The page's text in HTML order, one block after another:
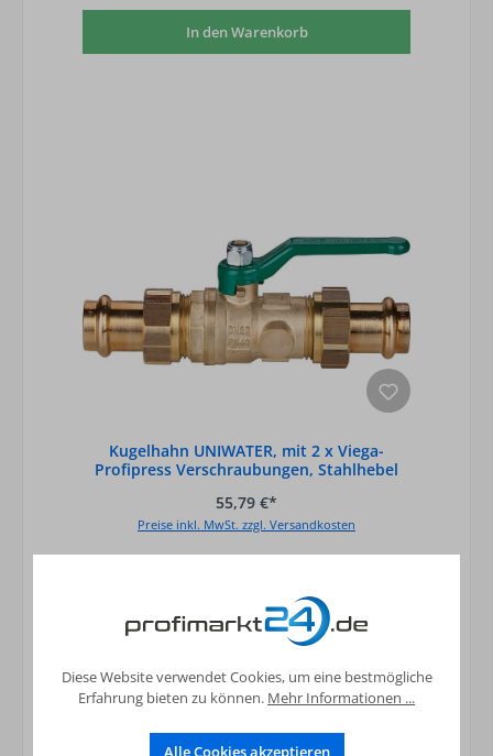
In den Warenkorb
Kugelhahn UNIWATER, mit 2 x Viega-
Profipress Verschraubungen, Stahlhebel
55,79 €*
Preise inkl. MwSt. zzgl. Versandkosten
Diese Website verwendet Cookies, um eine bestmögliche
Erfahrung bieten zu können. Mehr Informationen ...
Alle Cookies akzeptieren